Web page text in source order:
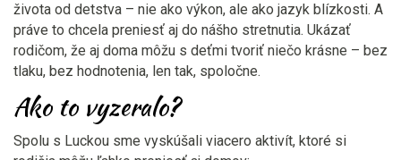
života od detstva – nie ako výkon, ale ako jazyk blízkosti. A
práve to chcela preniesť aj do nášho stretnutia. Ukázať
rodičom, že aj doma môžu s deťmi tvoriť niečo krásne – bez
tlaku, bez hodnotenia, len tak, spoločne.
Ako to vyzeralo?
Spolu s Luckou sme vyskúšali viacero aktivít, ktoré si